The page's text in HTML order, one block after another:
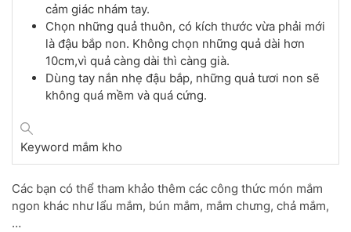
cảm giác nhám tay.
Chọn những quả thuôn, có kích thước vừa phải mới
là đậu bắp non. Không chọn những quả dài hơn
10cm,vì quả càng dài thì càng già.
Dùng tay nắn nhẹ đậu bắp, những quả tươi non sẽ
không quá mềm và quá cứng.
Keyword mắm kho
Các bạn có thể tham khảo thêm các công thức món mắm
ngon khác như lẩu mắm, bún mắm, mắm chưng, chả mắm,
…